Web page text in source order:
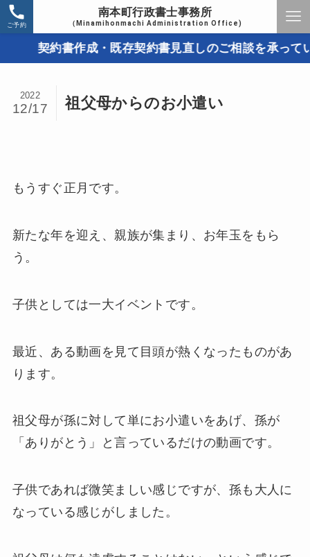
南本町行政書士事務所
（Minamihonmachi Administration Office)
ご予約
契約書作成・既存契約書見直しのご相談を承ってい
祖父母からのお小遣い
2022
12/17
もうすぐ正月です。
新たな年を迎え、親族が集まり、お年玉をもら
う。
子供としては一大イベントです。
最近、ある動画を見て目頭が熱くなったものがあ
ります。
祖父母が孫に対して単にお小遣いをあげ、孫が
「ありがとう」と言っているだけの動画です。
子供であれば微笑ましい感じですが、孫も大人に
なっている感じがしました。